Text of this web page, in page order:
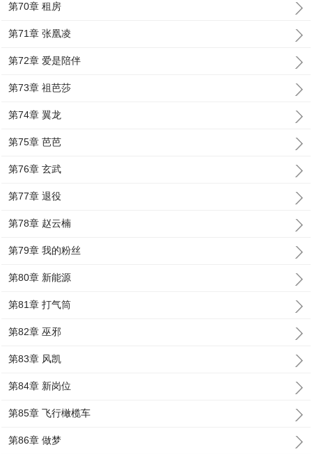
第70章 租房
第71章 张凰凌
第72章 爱是陪伴
第73章 祖芭莎
第74章 翼龙
第75章 芭芭
第76章 玄武
第77章 退役
第78章 赵云楠
第79章 我的粉丝
第80章 新能源
第81章 打气筒
第82章 巫邪
第83章 风凯
第84章 新岗位
第85章 飞行橄榄车
第86章 做梦